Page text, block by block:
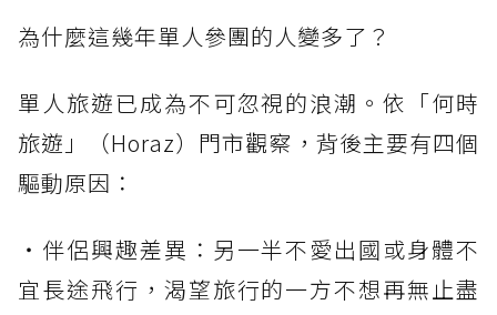
為什麼這幾年單人參團的人變多了？
單人旅遊已成為不可忽視的浪潮。依「何時
旅遊」（Horaz）門市觀察，背後主要有四個
驅動原因：
・伴侶興趣差異：另一半不愛出國或身體不
宜長途飛行，渴望旅行的一方不想再無止盡